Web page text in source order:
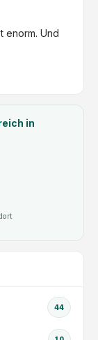
enorm. Und
in
44